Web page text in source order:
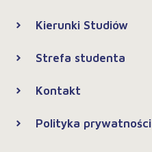
Kierunki Studiów
Strefa studenta
Kontakt
Polityka prywatności